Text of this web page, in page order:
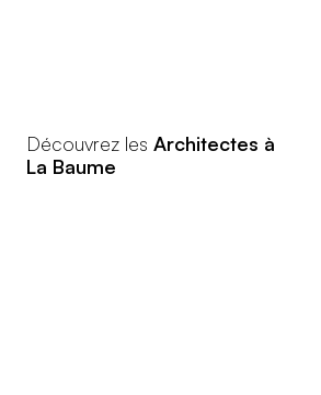
Découvrez les Architectes à
La Baume